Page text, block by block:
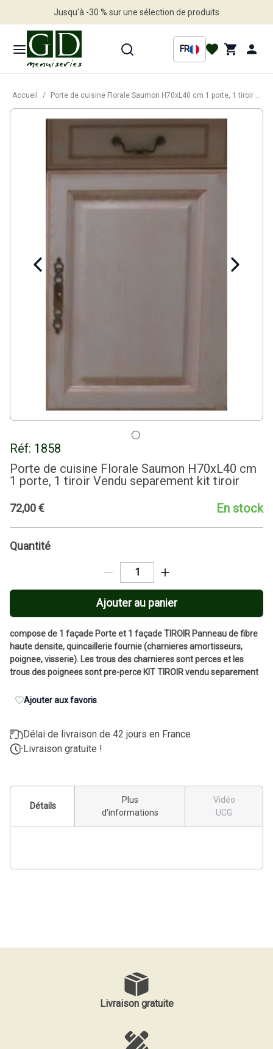
Jusqu'à -30 % sur une sélection de produits
FR
Accueil / Porte de cuisine Florale Saumon H70xL40 cm 1 porte, 1 tiroir Vendu separement kit tiroir
Réf: 1858
Porte de cuisine Florale Saumon H70xL40 cm
1 porte, 1 tiroir Vendu separement kit tiroir
72,00€ En stock
Quantité
Ajouter au panier
compose de 1 façade Porte et 1 façade TIROIR Panneau de fibre
haute densite, quincaillerie fournie (charnieres amortisseurs,
poignee, visserie). Les trous des charnieres sont perces et les
trous des poignees sont pre-perce KIT TIROIR vendu separement
Ajouter aux favoris
Délai de livraison de 42 jours en France
Livraison gratuite !
Détails
Plus
d'informations
Vidéo
UCG
Livraison gratuite